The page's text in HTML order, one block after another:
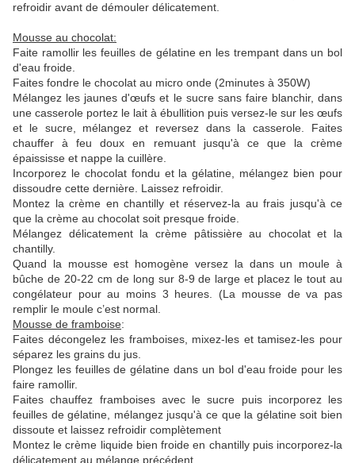
refroidir avant de démouler délicatement.
Mousse au chocolat:
Faite ramollir les feuilles de gélatine en les trempant dans un bol
d'eau froide.
Faites fondre le chocolat au micro onde (2minutes à 350W)
Mélangez les jaunes d'œufs et le sucre sans faire blanchir, dans
une casserole portez le lait à ébullition puis versez-le sur les œufs
et le sucre, mélangez et reversez dans la casserole. Faites
chauffer à feu doux en remuant jusqu'à ce que la crème
épaississe et nappe la cuillère.
Incorporez le chocolat fondu et la gélatine, mélangez bien pour
dissoudre cette dernière. Laissez refroidir.
Montez la crème en chantilly et réservez-la au frais jusqu'à ce
que la crème au chocolat soit presque froide.
Mélangez délicatement la crème pâtissière au chocolat et la
chantilly.
Quand la mousse est homogène versez la dans un moule à
bûche de 20-22 cm de long sur 8-9 de large et placez le tout au
congélateur pour au moins 3 heures. (La mousse de va pas
remplir le moule c’est normal.
Mousse de framboise:
Faites décongelez les framboises, mixez-les et tamisez-les pour
séparez les grains du jus.
Plongez les feuilles de gélatine dans un bol d'eau froide pour les
faire ramollir.
Faites chauffez framboises avec le sucre puis incorporez les
feuilles de gélatine, mélangez jusqu'à ce que la gélatine soit bien
dissoute et laissez refroidir complètement
Montez le crème liquide bien froide en chantilly puis incorporez-la
délicatement au mélange précédent.